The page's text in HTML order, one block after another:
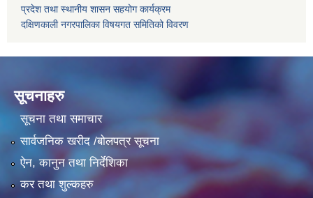
प्रदेश तथा स्थानीय शासन सहयोग कार्यक्रम
दक्षिणकाली नगरपालिका विषयगत समितिको विवरण
सूचनाहरु
सूचना तथा समाचार
सार्वजनिक खरीद /बोलपत्र सूचना
ऐन, कानुन तथा निर्देशिका
कर तथा शुल्कहरु